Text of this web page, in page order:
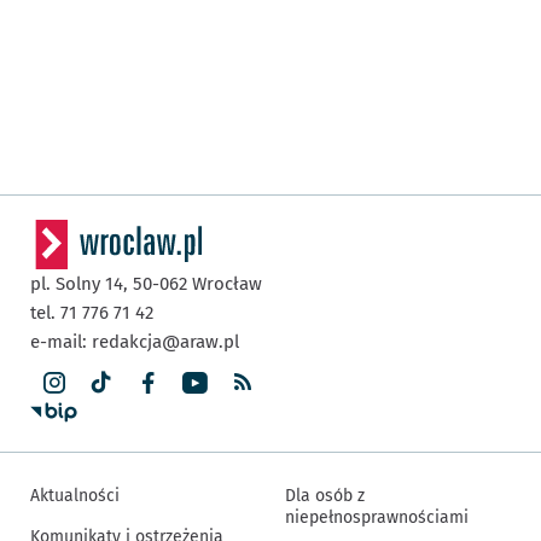
pl. Solny 14, 50-062 Wrocław
tel. 71 776 71 42
e-mail: redakcja@araw.pl
Aktualności
Komunikaty i ostrzeżenia
Dla osób z
niepełnosprawnościami